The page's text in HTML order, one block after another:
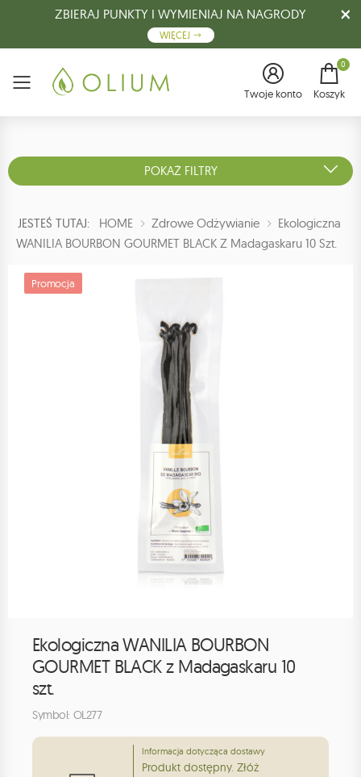
ZBIERAJ PUNKTY I WYMIENIAJ NA NAGRODY
WIĘCEJ
Menu Twoje konto
0
Koszyk
POKAŻ FILTRY
JESTEŚ TUTAJ: HOME Zdrowe Odżywianie
Ekologiczna
WANILIA BOURBON GOURMET BLACK Z Madagaskaru 10 Szt.
Promocja
Ekologiczna WANILIA BOURBON
GOURMET BLACK z Madagaskaru 10
szt.
Symbol: OL277
Informacja dotycząca dostawy
Produkt dostępny. Złóż